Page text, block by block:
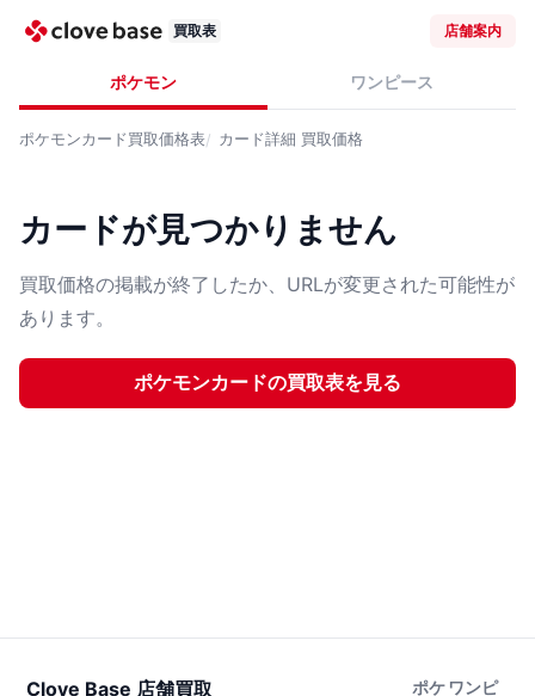
買取表 店舗案内
ポケモン ワンピース
ポケモンカード買取価格表 カード詳細 買取価格
カードが見つかりません
買取価格の掲載が終了したか、URLが変更された可能性が
あります。
ポケモンカードの買取表を見る
Clove Base 店舗買取
ポケ ワンピ